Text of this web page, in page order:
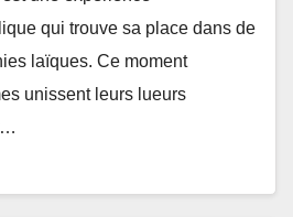
qui trouve sa place dans de
laïques. Ce moment
unissent leurs lueurs